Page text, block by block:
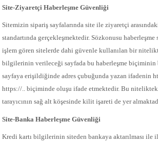
Site-Ziyaretçi Haberleşme Güvenliği
Sitemizin sipariş sayfalarında site ile ziyaretçi
standartında gerçekleşmektedir. Sözkonusu haberleşme
işlem gören sitelerde dahi güvenle kullanılan bir
bilgilerinin verileceği sayfada bu haberleşme biçiminin
sayfaya erişildiğinde adres çubuğunda yazan ifadenin
https://.. biçiminde oluşu ifade etmektedir. Bu
tarayıcının sağ alt köşesinde kilit işareti de yer
Site-Banka Haberleşme Güvenliği
Kredi kartı bilgilerinin siteden bankaya aktarılması ile